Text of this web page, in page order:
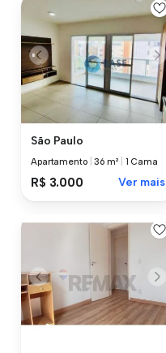
São Paulo
Apartamento |36 m² 1 Cama
R$ 3.000 Ver mais